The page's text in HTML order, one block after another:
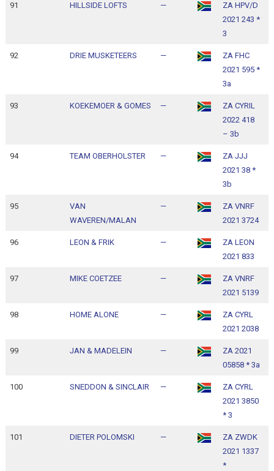
91 HILLSIDE LOFTS —
ZA HPV/D
2021 243 *
3
92 DRIE MUSKETEERS —
ZA FHC
2021 595 *
3a
93 KOEKEMOER & GOMES —
ZA CYRIL
2022 418
– 3b
94 TEAM OBERHOLSTER —
ZA JJJ
2021 38 *
3b
95
VAN
WAVEREN/MALAN
—
ZA VNRF
2021 3724
96 LEON & FRIK —
ZA LEON
2021 833
97 MIKE COETZEE —
ZA VNRF
2021 5139
98 HOME ALONE —
ZA CYRL
2021 2038
99 JAN & MADELEIN —
ZA 2021
05858 * 3a
100 SNEDDON & SINCLAIR —
ZA CYRL
2021 3850
* 3
101 DIETER POLOMSKI —
ZA ZWDK
2021 1337
*